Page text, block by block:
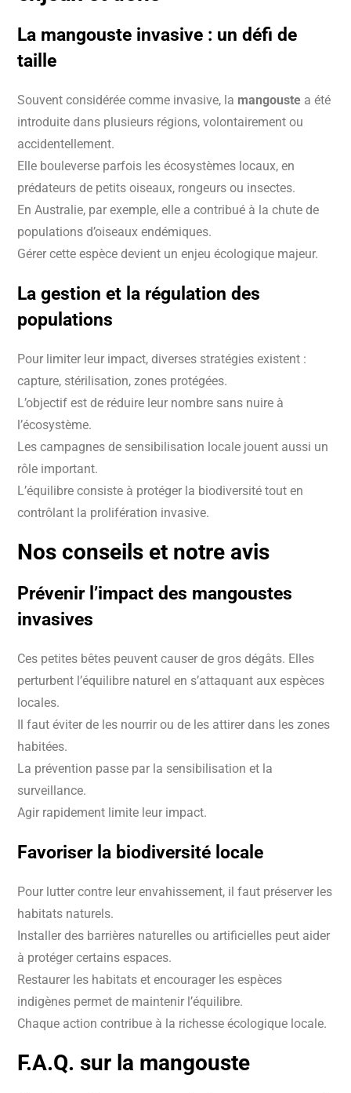
La mangouste invasive : un défi de
taille
Souvent considérée comme invasive, la mangouste a été
introduite dans plusieurs régions, volontairement ou
accidentellement.
Elle bouleverse parfois les écosystèmes locaux, en
prédateurs de petits oiseaux, rongeurs ou insectes.
En Australie, par exemple, elle a contribué à la chute de
populations d’oiseaux endémiques.
Gérer cette espèce devient un enjeu écologique majeur.
La gestion et la régulation des
populations
Pour limiter leur impact, diverses stratégies existent :
capture, stérilisation, zones protégées.
L’objectif est de réduire leur nombre sans nuire à
l’écosystème.
Les campagnes de sensibilisation locale jouent aussi un
rôle important.
L’équilibre consiste à protéger la biodiversité tout en
contrôlant la prolifération invasive.
Nos conseils et notre avis
Prévenir l’impact des mangoustes
invasives
Ces petites bêtes peuvent causer de gros dégâts. Elles
perturbent l’équilibre naturel en s’attaquant aux espèces
locales.
Il faut éviter de les nourrir ou de les attirer dans les zones
habitées.
La prévention passe par la sensibilisation et la
surveillance.
Agir rapidement limite leur impact.
Favoriser la biodiversité locale
Pour lutter contre leur envahissement, il faut préserver les
habitats naturels.
Installer des barrières naturelles ou artificielles peut aider
à protéger certains espaces.
Restaurer les habitats et encourager les espèces
indigènes permet de maintenir l’équilibre.
Chaque action contribue à la richesse écologique locale.
F.A.Q. sur la mangouste